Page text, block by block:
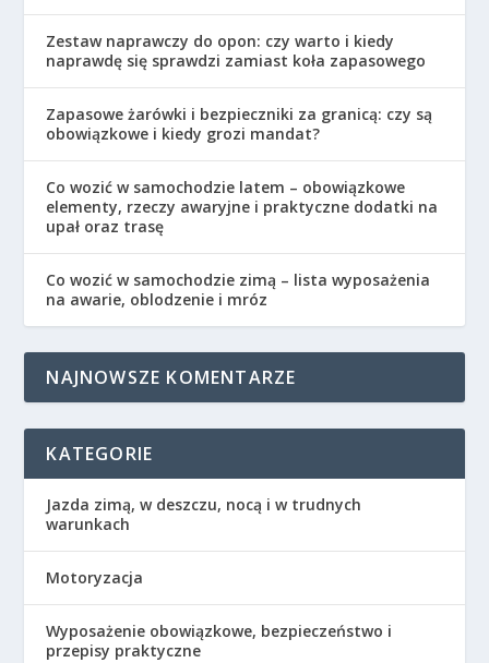
Zestaw naprawczy do opon: czy warto i kiedy
naprawdę się sprawdzi zamiast koła zapasowego
Zapasowe żarówki i bezpieczniki za granicą: czy są
obowiązkowe i kiedy grozi mandat?
Co wozić w samochodzie latem – obowiązkowe
elementy, rzeczy awaryjne i praktyczne dodatki na
upał oraz trasę
Co wozić w samochodzie zimą – lista wyposażenia
na awarie, oblodzenie i mróz
NAJNOWSZE KOMENTARZE
KATEGORIE
Jazda zimą, w deszczu, nocą i w trudnych
warunkach
Motoryzacja
Wyposażenie obowiązkowe, bezpieczeństwo i
przepisy praktyczne